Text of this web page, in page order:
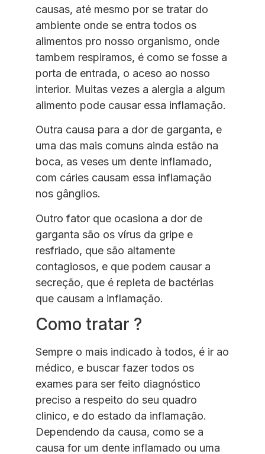
causas, até mesmo por se tratar do
ambiente onde se entra todos os
alimentos pro nosso organismo, onde
tambem respiramos, é como se fosse a
porta de entrada, o aceso ao nosso
interior. Muitas vezes a alergia a algum
alimento pode causar essa inflamação.
Outra causa para a dor de garganta, e
uma das mais comuns ainda estão na
boca, as veses um dente inflamado,
com cáries causam essa inflamação
nos gânglios.
Outro fator que ocasiona a dor de
garganta são os vírus da gripe e
resfriado, que são altamente
contagiosos, e que podem causar a
secreção, que é repleta de bactérias
que causam a inflamação.
Como tratar ?
Sempre o mais indicado à todos, é ir ao
médico, e buscar fazer todos os
exames para ser feito diagnóstico
preciso a respeito do seu quadro
clinico, e do estado da inflamação.
Dependendo da causa, como se a
causa for um dente inflamado ou uma